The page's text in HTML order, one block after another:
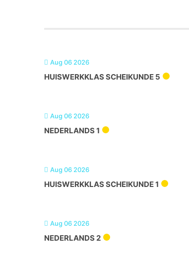
Aug 06 2026
HUISWERKKLAS SCHEIKUNDE 5
Aug 06 2026
NEDERLANDS 1
Aug 06 2026
HUISWERKKLAS SCHEIKUNDE 1
Aug 06 2026
NEDERLANDS 2